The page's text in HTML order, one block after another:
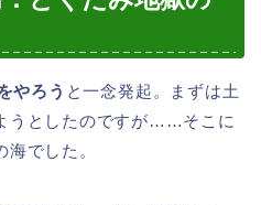
やろう と一念発起。まずは土
うとしたのですが……そこに
でした。